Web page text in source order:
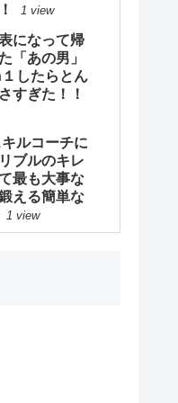
1 view
になって帰
「あの男」
したらとん
すぎた！！
ルコーチに
ブルのキレ
最も大事な
える簡単な
1 view